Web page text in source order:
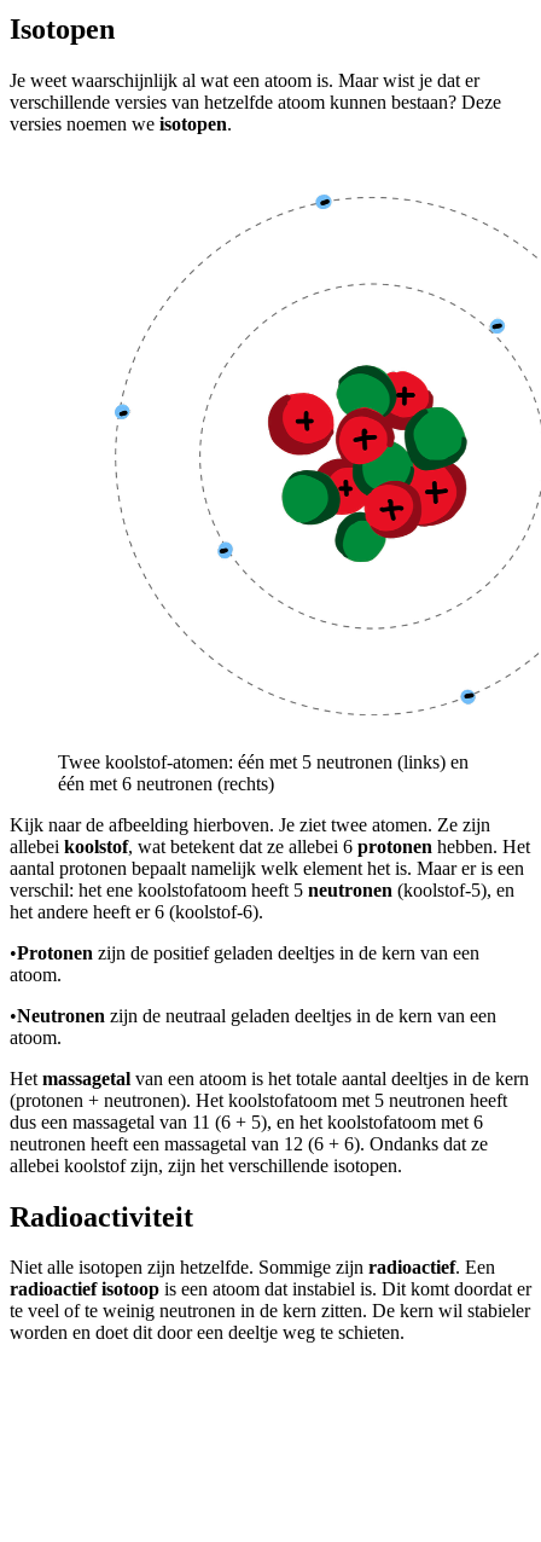
Isotopen
Je weet waarschijnlijk al wat een atoom is. Maar wist je dat er
verschillende versies van hetzelfde atoom kunnen bestaan? Deze
versies noemen we isotopen.
Twee koolstof-atomen: één met 5 neutronen (links) en
één met 6 neutronen (rechts)
Kijk naar de afbeelding hierboven. Je ziet twee atomen. Ze zijn
allebei koolstof, wat betekent dat ze allebei 6 protonen hebben. Het
aantal protonen bepaalt namelijk welk element het is. Maar er is een
verschil: het ene koolstofatoom heeft 5 neutronen (koolstof-5), en
het andere heeft er 6 (koolstof-6).
•Protonen zijn de positief geladen deeltjes in de kern van een
atoom.
•Neutronen zijn de neutraal geladen deeltjes in de kern van een
atoom.
Het massagetal van een atoom is het totale aantal deeltjes in de kern
(protonen + neutronen). Het koolstofatoom met 5 neutronen heeft
dus een massagetal van 11 (6 + 5), en het koolstofatoom met 6
neutronen heeft een massagetal van 12 (6 + 6). Ondanks dat ze
allebei koolstof zijn, zijn het verschillende isotopen.
Radioactiviteit
Niet alle isotopen zijn hetzelfde. Sommige zijn radioactief. Een
radioactief isotoop is een atoom dat instabiel is. Dit komt doordat er
te veel of te weinig neutronen in de kern zitten. De kern wil stabieler
worden en doet dit door een deeltje weg te schieten.